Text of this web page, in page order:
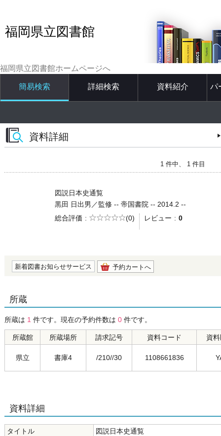
福岡県立図書館
福岡県立図書館ホームページへ
簡易検索 詳細検索 資料紹介 パ
資料詳細
1 件中、 1 件目
図説日本史通覧
黒田 日出男／監修 -- 帝国書院 -- 2014.2 --
総合評価
5段階評価
(0) レビュー 0
新着図書お知らせサービス 予約カートへ
所蔵
所蔵は 1 件です。現在の予約件数は 0 件です。
所蔵館 所蔵場所 請求記号 資料コード 資
県立 書庫4 /210//30 1108661836
資料詳細
タイトル
図説日本史通覧